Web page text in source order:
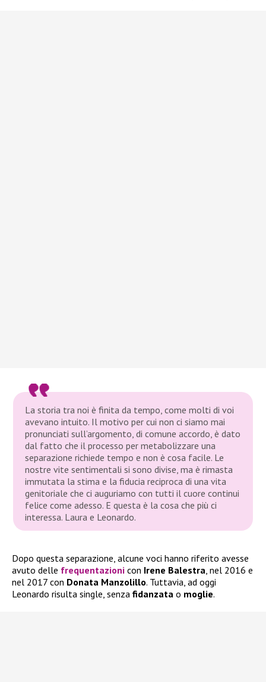
La storia tra noi è finita da tempo, come molti di voi
avevano intuito. Il motivo per cui non ci siamo mai
pronunciati sull’argomento, di comune accordo, è dato
dal fatto che il processo per metabolizzare una
separazione richiede tempo e non è cosa facile. Le
nostre vite sentimentali si sono divise, ma è rimasta
immutata la stima e la fiducia reciproca di una vita
genitoriale che ci auguriamo con tutti il cuore continui
felice come adesso. E questa è la cosa che più ci
interessa. Laura e Leonardo.
Dopo questa separazione, alcune voci hanno riferito avesse
avuto delle frequentazioni con Irene Balestra , nel 2016 e
nel 2017 con Donata Manzolillo. Tuttavia, ad oggi
Leonardo risulta single, senza fidanzata o moglie.